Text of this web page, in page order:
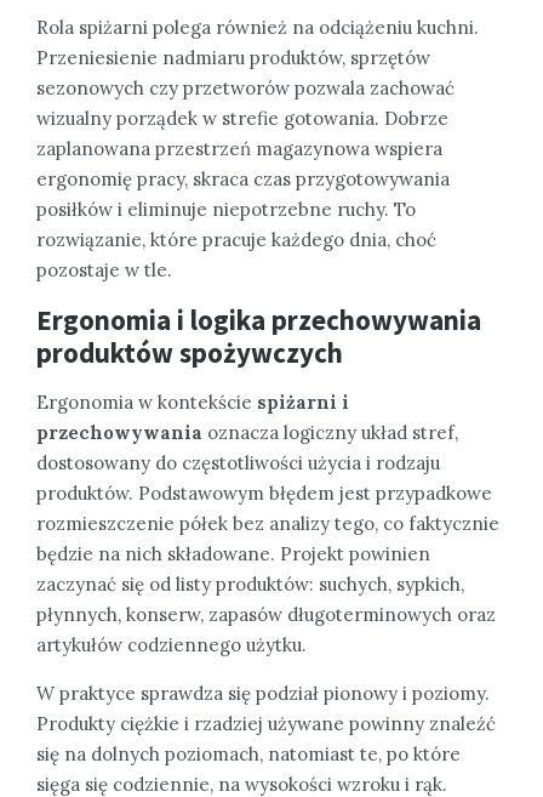
Rola spiżarni polega również na odciążeniu kuchni.
Przeniesienie nadmiaru produktów, sprzętów
sezonowych czy przetworów pozwala zachować
wizualny porządek w strefie gotowania. Dobrze
zaplanowana przestrzeń magazynowa wspiera
ergonomię pracy, skraca czas przygotowywania
posiłków i eliminuje niepotrzebne ruchy. To
rozwiązanie, które pracuje każdego dnia, choć
pozostaje w tle.
Ergonomia i logika przechowywania
produktów spożywczych
Ergonomia w kontekście spiżarni i
przechowywania oznacza logiczny układ stref,
dostosowany do częstotliwości użycia i rodzaju
produktów. Podstawowym błędem jest przypadkowe
rozmieszczenie półek bez analizy tego, co faktycznie
będzie na nich składowane. Projekt powinien
zaczynać się od listy produktów: suchych, sypkich,
płynnych, konserw, zapasów długoterminowych oraz
artykułów codziennego użytku.
W praktyce sprawdza się podział pionowy i poziomy.
Produkty ciężkie i rzadziej używane powinny znaleźć
się na dolnych poziomach, natomiast te, po które
sięga się codziennie, na wysokości wzroku i rąk.